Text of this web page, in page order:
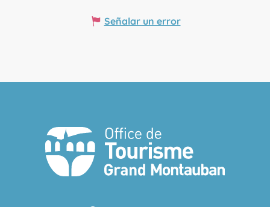
Señalar un error